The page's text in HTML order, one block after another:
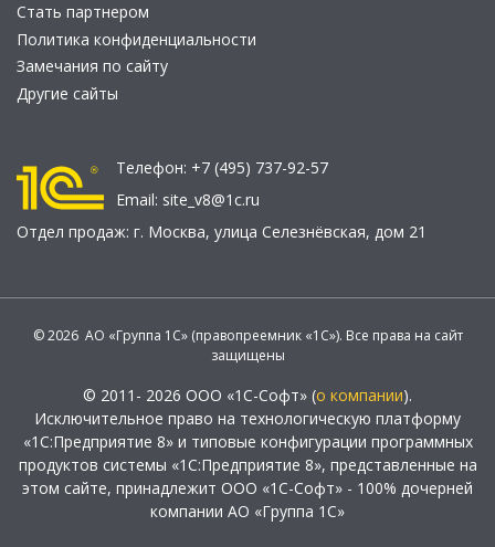
Стать партнером
Политика конфиденциальности
Замечания по сайту
Другие сайты
Телефон: +7 (495) 737-92-57
Email: site_v8@1c.ru
Отдел продаж: г. Москва, улица Селезнёвская, дом 21
© 2026 АО «Группа 1С» (правопреемник «1С»). Все права на сайт
защищены
© 2011- 2026 ООО «1С-Софт» (о компании).
Исключительное право на технологическую платформу
«1С:Предприятие 8» и типовые конфигурации программных
продуктов системы «1С:Предприятие 8», представленные на
этом сайте, принадлежит ООО «1С-Софт» - 100% дочерней
компании АО «Группа 1С»